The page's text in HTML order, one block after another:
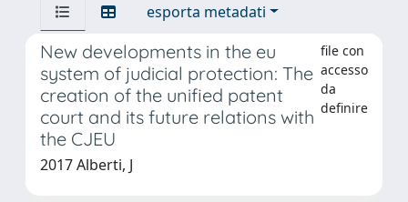
esporta metadati
New developments in the eu
system of judicial protection: The
creation of the unified patent
court and its future relations with
the CJEU
file con
accesso
da
definire
2017 Alberti, J